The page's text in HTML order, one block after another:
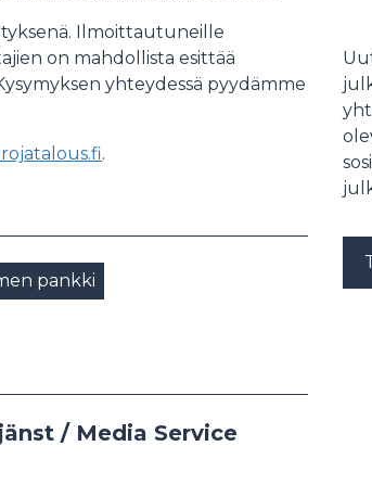
Ilmoittautuneille
on mahdollista esittää
yhteydessä pyydämme
.
pankki
/ Media Service